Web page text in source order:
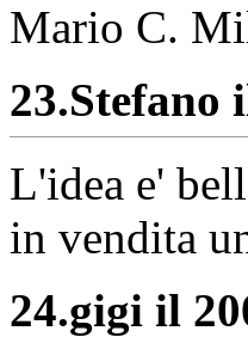
Mario C.
23.Stefano
L'idea e'
in vendita
24.gigi il